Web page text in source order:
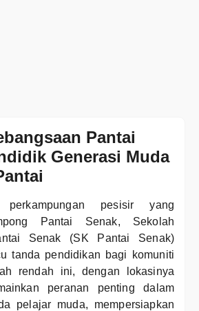
Pantai
Generasi Muda
pesisir yang
Pantai Senak, Sekolah
Senak (SK Pantai Senak)
tanda pendidikan bagi komuniti
rendah ini, dengan lokasinya
peranan penting dalam
pelajar muda, mempersiapkan